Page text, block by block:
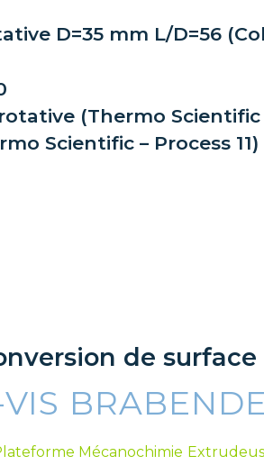
D=35 mm L/D=56
(Thermo Scientific
Scientific – Process 11)
de surface
Mécanochimie